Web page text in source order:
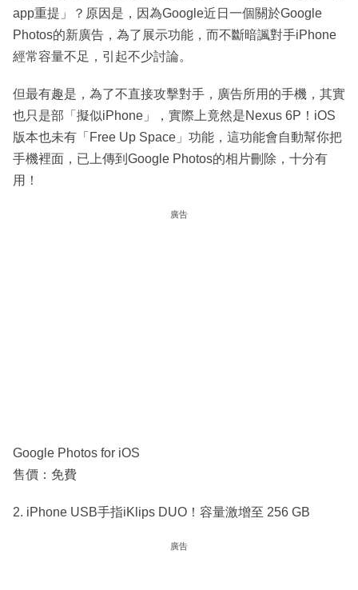
app重提」？原因是，因為Google近日一個關於Google
Photos的新廣告，為了展示功能，而不斷暗諷對手iPhone
經常容量不足，引起不少討論。
但最有趣是，為了不直接攻擊對手，廣告所用的手機，其實
也只是部「擬似iPhone」，實際上竟然是Nexus 6P！iOS
版本也未有「Free Up Space」功能，這功能會自動幫你把
手機裡面，已上傳到Google Photos的相片刪除，十分有
用！
廣告
Google Photos for iOS
售價：免費
2. iPhone USB手指iKlips DUO！容量激增至 256 GB
廣告